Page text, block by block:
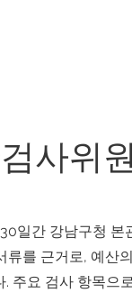
사위원
일간 강남구청 본
류를 근거로, 예산
주요 검사 항목으